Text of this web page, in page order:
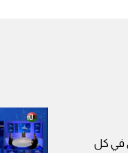
في كل